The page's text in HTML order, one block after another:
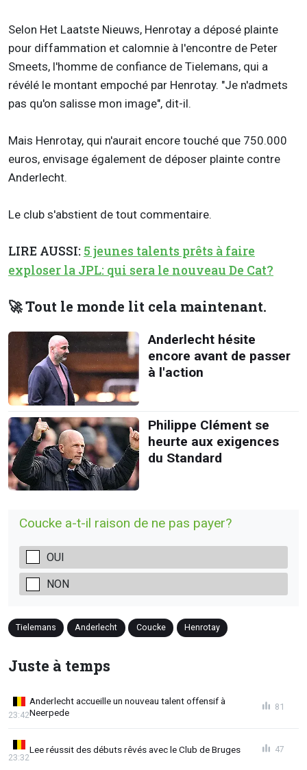
Selon Het Laatste Nieuws, Henrotay a déposé plainte
pour diffammation et calomnie à l'encontre de Peter
Smeets, l'homme de confiance de Tielemans, qui a
révélé le montant empoché par Henrotay. "Je n'admets
pas qu'on salisse mon image", dit-il.
Mais Henrotay, qui n'aurait encore touché que 750.000
euros, envisage également de déposer plainte contre
Anderlecht.
Le club s'abstient de tout commentaire.
LIRE AUSSI: 5 jeunes talents prêts à faire
exploser la JPL: qui sera le nouveau De Cat?
🚀 Tout le monde lit cela maintenant.
Anderlecht hésite
encore avant de passer
à l'action
Philippe Clément se
heurte aux exigences
du Standard
Coucke a-t-il raison de ne pas payer?
OUI
NON
Tielemans Anderlecht Coucke Henrotay
Juste à temps
Anderlecht accueille un nouveau talent offensif à
Neerpede
23:42
81
Lee réussit des débuts rêvés avec le Club de Bruges
23:32
47